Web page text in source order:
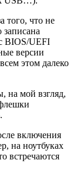
того, что не
BIOS/UEFI
версии
этом далеко
на мой взгляд,
включения
на ноутбуках
встречаются